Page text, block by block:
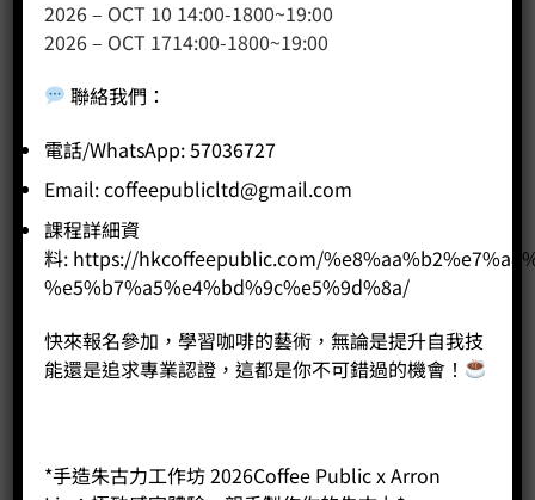
友站連結
產品分類
咖啡課程
咖啡種類
咖啡機
咖啡器具品牌
WPM咖啡系列
2026 – OCT 10 14:00-1800~19:00
2026 – OCT 1714:00-1800~19:00
聯絡我們 ：
電話/WhatsApp: 57036727
Email:coffeepublicltd@gmail.com
課程詳細資
料: https://hkcoffeepublic.com/
%e5%b7%a5%e4%bd%9c%e5%9d%8a/
快來報名參加，學習咖啡的藝術，無論是提升自我技
能還是追求專業認證，這都是你不可錯過的機會！
*手造朱古力工作坊 2026Coffee Public x Arron